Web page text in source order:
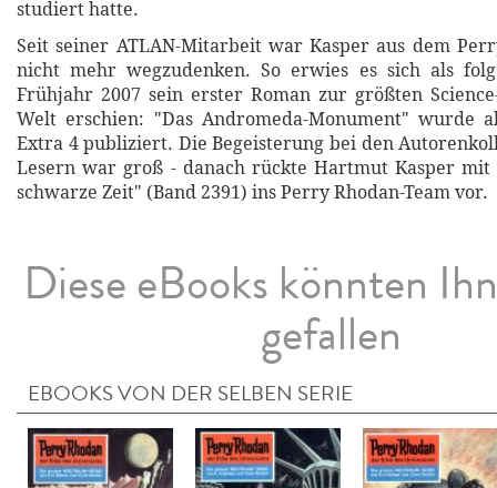
studiert hatte.
Seit seiner ATLAN-Mitarbeit war Kasper aus dem
nicht mehr wegzudenken. So erwies es sich als
Frühjahr 2007 sein erster Roman zur größten
Welt erschien: "Das Andromeda-Monument" wurde
Extra 4 publiziert. Die Begeisterung bei den
Lesern war groß - danach rückte Hartmut Kasper mit
schwarze Zeit" (Band 2391) ins Perry Rhodan-Team vor.
Diese eBooks könnten
gefallen
EBOOKS VON DER SELBEN SERIE